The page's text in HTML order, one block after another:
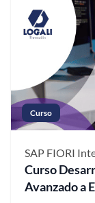
Curso
SAP FIORI
Curso
Avanzado a